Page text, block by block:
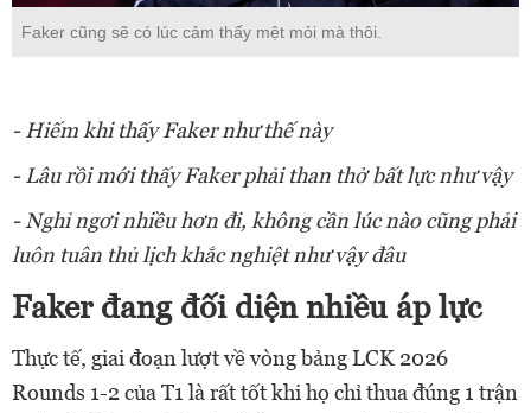
Faker cũng sẽ có lúc cảm thấy mệt mỏi mà thôi.
- Hiếm khi thấy Faker như thế này
- Lâu rồi mới thấy Faker phải than thở bất lực như vậy
- Nghỉ ngơi nhiều hơn đi, không cần lúc nào cũng phải
luôn tuân thủ lịch khắc nghiệt như vậy đâu
Faker đang đối diện nhiều áp lực
Thực tế, giai đoạn lượt về vòng bảng LCK 2026
Rounds 1-2 của T1 là rất tốt khi họ chỉ thua đúng 1 trận